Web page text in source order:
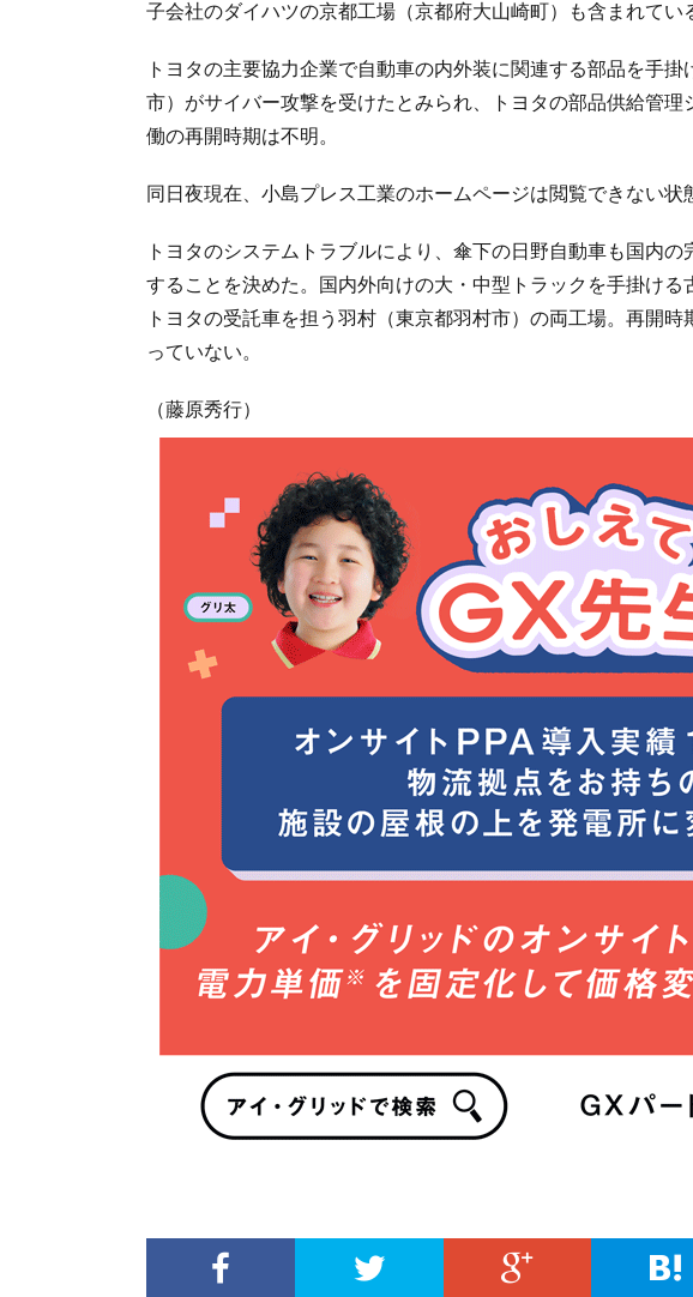
子会社のダイハツの京都工場（京都府大山崎町）も含まれてい
トヨタの主要協力企業で自動車の内外装に関連する部品を手
市）がサイバー攻撃を受けたとみられ、トヨタの部品供給管
働の再開時期は不明。
同日夜現在、小島プレス工業のホームページは閲覧できない状
トヨタのシステムトラブルにより、傘下の日野自動車も国内
することを決めた。国内外向けの大・中型トラックを手掛け
トヨタの受託車を担う羽村（東京都羽村市）の両工場。再開
っていない。
（藤原秀行）